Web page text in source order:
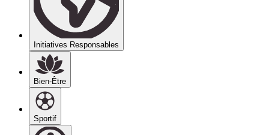
Initiatives Responsables
Bien-Être
Sportif